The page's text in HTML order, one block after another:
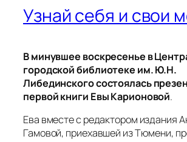
Узнай себя и свои
В минувшее воскресенье в
городской библиотеке им. Ю.Н.
Либединского состоялась
первой книги Евы Карионовой.
Ева вместе с редактором издания
Гамовой, приехавшей из Тюмени,